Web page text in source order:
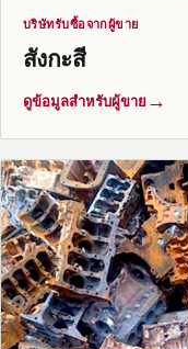
บริษัทรับซื้อจากผู้ขาย
สังกะสี
ดูข้อมูลสำหรับผู้ขาย →